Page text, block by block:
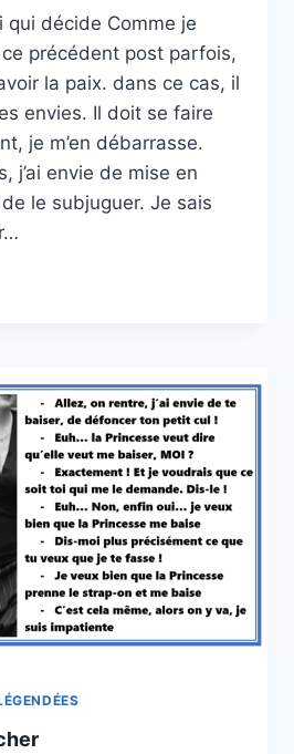
qui décide Comme je
ce précédent post parfois,
la paix. dans ce cas, il
envies. Il doit se faire
je m’en débarrasse.
j’ai envie de mise en
de le subjuguer. Je sais